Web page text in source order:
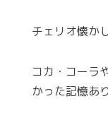
チェリオ懐か
コカ・コーラ
かった記憶あ